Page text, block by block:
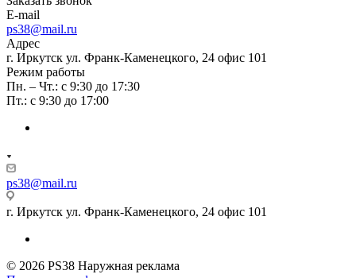
E-mail
ps38@mail.ru
Адрес
г. Иркутск ул. Франк-Каменецкого, 24 офис 101
Режим работы
Пн. – Чт.: с 9:30 до 17:30
Пт.: с 9:30 до 17:00
ps38@mail.ru
г. Иркутск ул. Франк-Каменецкого, 24 офис 101
© 2026 PS38 Наружная реклама